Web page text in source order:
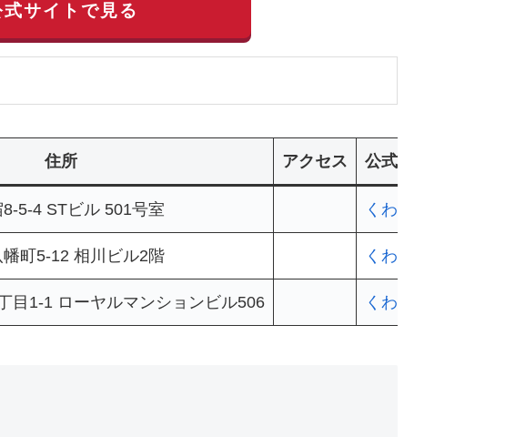
サイトで見る
住所 アクセス 公式サイト・詳細
5-4 STビル 501号室 くわしく見る
町5-12 相川ビル2階 くわしく見る
目1-1 ローヤルマンションビル506 くわしく見る